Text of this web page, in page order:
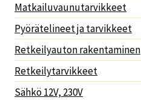
Matkailuvaunutarvikkeet
Pyörätelineet ja tarvikkeet
Retkeilyauton rakentaminen
Retkeilytarvikkeet
Sähkö 12V, 230V